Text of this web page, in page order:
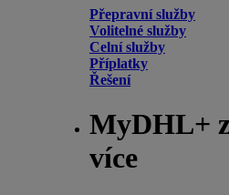
Přepravní služby
Volitelné služby
Celní služby
Příplatky
Řešení
MyDHL+
více